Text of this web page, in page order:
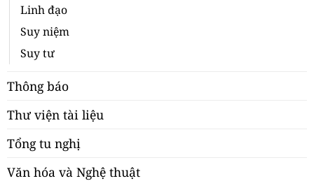
Linh đạo
Suy niệm
Suy tư
Thông báo
Thư viện tài liệu
Tổng tu nghị
Văn hóa và Nghệ thuật